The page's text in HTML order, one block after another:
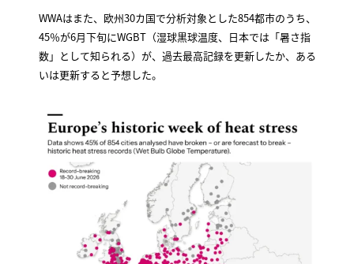
WWAはまた、欧州30カ国で分析対象とした854都市のうち、
45％が6月下旬にWGBT（湿球黒球温度、日本では「暑さ指
数」として知られる）が、過去最高記録を更新したか、ある
いは更新すると予想した。